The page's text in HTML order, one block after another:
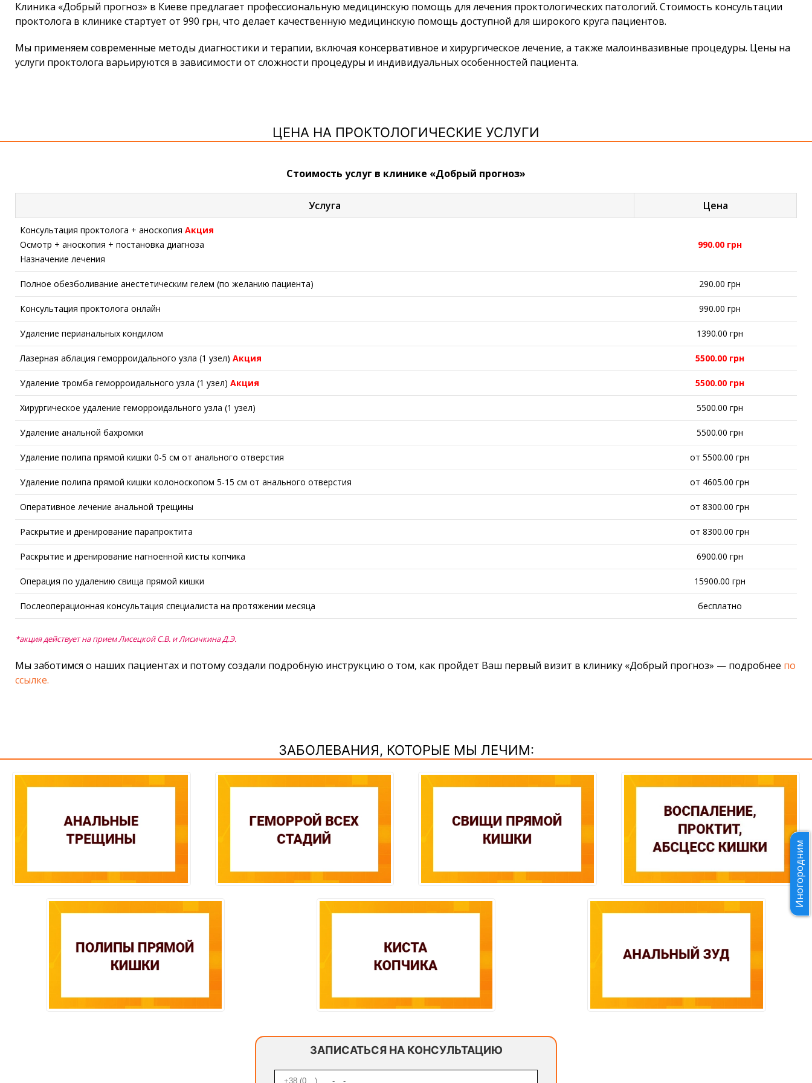
Клиника «Добрый прогноз» в Киеве предлагает профессиональную медицинскую помощь для лечения проктологических патологий. Стоимость консультации
проктолога в клинике стартует от 990 грн, что делает качественную медицинскую помощь доступной для широкого круга пациентов.
Мы применяем современные методы диагностики и терапии, включая консервативное и хирургическое лечение, а также малоинвазивные процедуры. Цены на
услуги проктолога варьируются в зависимости от сложности процедуры и индивидуальных особенностей пациента.
ЦЕНА НА ПРОКТОЛОГИЧЕСКИЕ УСЛУГИ
Стоимость услуг в клинике «Добрый прогноз»
Услуга Цена
Консультация проктолога + аноскопия Акция
Осмотр + аноскопия + постановка диагноза
Назначение лечения
990.00 грн
Полное обезболивание анестетическим гелем (по желанию пациента) 290.00 грн
Консультация проктолога онлайн 990.00 грн
Удаление перианальных кондилом 1390.00 грн
Лазерная аблация геморроидального узла (1 узел) Акция 5500.00 грн
Удаление тромба геморроидального узла (1 узел) Акция 5500.00 грн
Хирургическое удаление геморроидального узла (1 узел) 5500.00 грн
Удаление анальной бахромки 5500.00 грн
Удаление полипа прямой кишки 0-5 см от анального отверстия от 5500.00 грн
Удаление полипа прямой кишки колоноскопом 5-15 см от анального отверстия от 4605.00 грн
Оперативное лечение анальной трещины от 8300.00 грн
Раскрытие и дренирование парапроктита от 8300.00 грн
Раскрытие и дренирование нагноенной кисты копчика 6900.00 грн
Операция по удалению свища прямой кишки 15900.00 грн
Послеоперационная консультация специалиста на протяжении месяца бесплатно
*акция действует на прием Лисецкой С.В. и Лисичкина Д.Э.
Мы заботимся о наших пациентах и потому создали подробную инструкцию о том, как пройдет Ваш первый визит в клинику «Добрый прогноз» — подробнее по
ссылке.
ЗАБОЛЕВАНИЯ, КОТОРЫЕ МЫ ЛЕЧИМ:
ЗАПИСАТЬСЯ НА КОНСУЛЬТАЦИЮ
Иногородним